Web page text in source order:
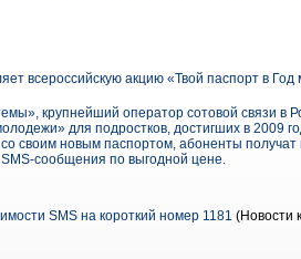
всероссийскую акцию «Твой паспорт в
крупнейший оператор сотовой связи в
для подростков, достигших в 2009
своим новым паспортом, абоненты
сообщения по выгодной цене.
SMS на короткий номер 1181 (Новости